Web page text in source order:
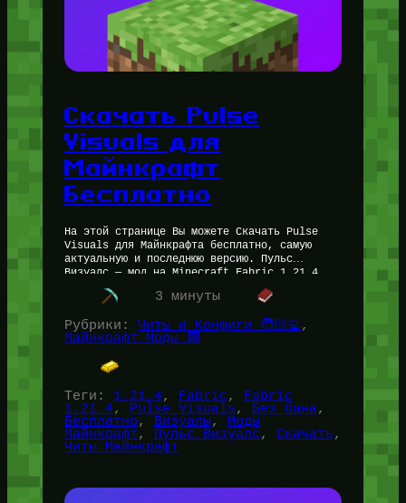
Скачать Pulse
Visuals для
Майнкрафт
Бесплатно
На этой странице Вы можете Скачать Pulse
Visuals для Майнкрафта бесплатно, самую
актуальную и последнюю версию. Пульс
Визуалс — мод на Minecraft Fabric 1.21.4,
который превратит Ваше PVP в невероятно…
3 минуты
Рубрики: Читы и Конфиги 🧑🏻‍💻
Майнкрафт Моды 🟩
Теги: 1.21.4, Fabric, Fabric
1.21.4, Pulse Visuals, Без бана
Бесплатно, Визуалы, Моды
Майнкрафт, Пульс Визуалс, Скачать
Читы Майнкрафт